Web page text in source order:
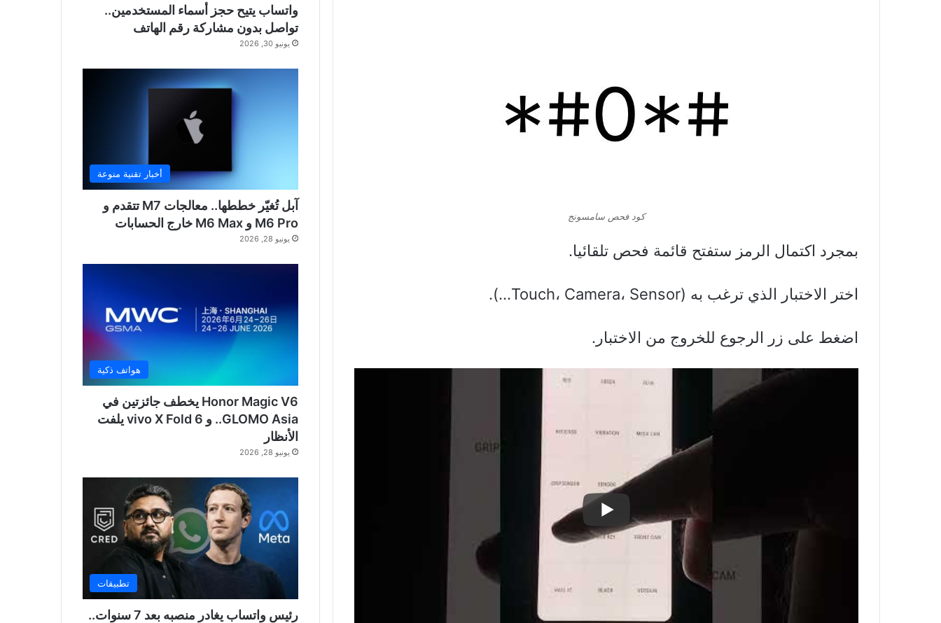
كود فحص سامسونج
بمجرد اكتمال الرمز ستفتح قائمة فحص تلقائيا.
اختر الاختبار الذي ترغب به (Touch، Camera، Sensor…).
اضغط على زر الرجوع للخروج من الاختبار.
واتساب يتيح حجز أسماء المستخدمين..
تواصل بدون مشاركة رقم الهاتف
يونيو 30, 2026
أخبار تقنية منوعة
آبل تُغيّر خططها.. معالجات M7 تتقدم و
M6 Pro و M6 Max خارج الحسابات
يونيو 28, 2026
هواتف ذكية
Honor Magic V6 يخطف جائزتين في
GLOMO Asia.. و vivo X Fold 6 يلفت
الأنظار
يونيو 28, 2026
تطبيقات
رئيس واتساب يغادر منصبه بعد 7 سنوات..